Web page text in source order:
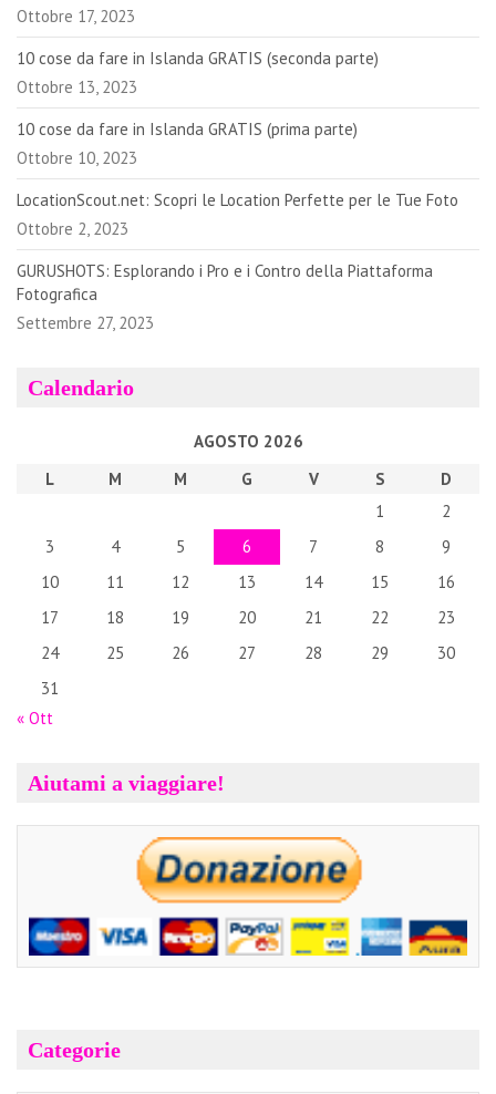
Ottobre 17, 2023
10 cose da fare in Islanda GRATIS (seconda parte)
Ottobre 13, 2023
10 cose da fare in Islanda GRATIS (prima parte)
Ottobre 10, 2023
LocationScout.net: Scopri le Location Perfette per le Tue Foto
Ottobre 2, 2023
GURUSHOTS: Esplorando i Pro e i Contro della Piattaforma
Fotografica
Settembre 27, 2023
Calendario
AGOSTO 2026
L
M M G V S
D
1
2
3
4 5 6 7 8
9
10
11 12 13 14 15
16
17
18 19 20 21 22
23
24
25 26 27 28 29
30
31
« Ott
Aiutami a viaggiare!
Categorie